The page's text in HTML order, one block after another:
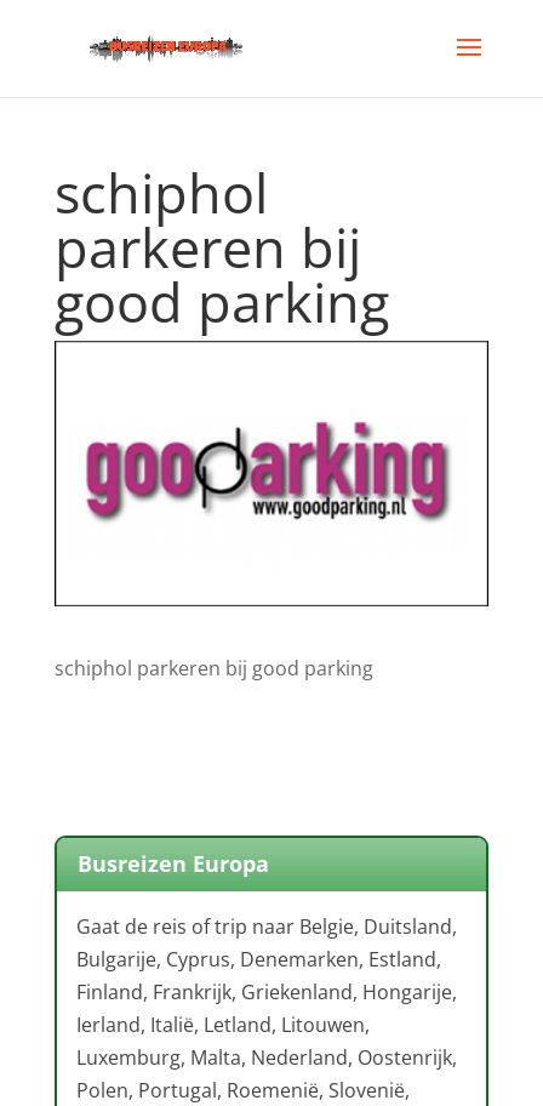
schiphol
parkeren bij
good parking
schiphol parkeren bij good parking
Busreizen Europa
Gaat de reis of trip naar Belgie, Duitsland,
Bulgarije, Cyprus, Denemarken, Estland,
Finland, Frankrijk, Griekenland, Hongarije,
Ierland, Italië, Letland, Litouwen,
Luxemburg, Malta, Nederland, Oostenrijk,
Polen, Portugal, Roemenië, Slovenië,